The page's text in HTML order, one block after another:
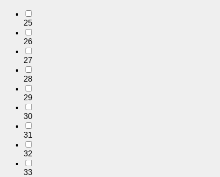
25
26
27
28
29
30
31
32
33